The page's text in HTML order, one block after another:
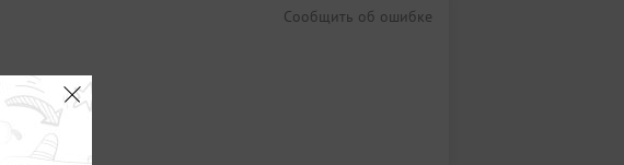
Сообщить об ошибке